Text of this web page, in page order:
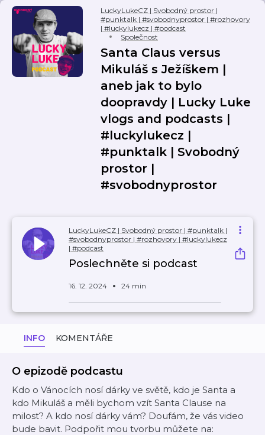
LuckyLukeCZ | Svobodný prostor |
#punktalk | #svobodnyprostor | #rozhovory
| #luckylukecz | #podcast
Společnost
Santa Claus versus
Mikuláš s Ježíškem |
aneb jak to bylo
doopravdy | Lucky Luke
vlogs and podcasts |
#luckylukecz |
#punktalk | Svobodný
prostor |
#svobodnyprostor
LuckyLukeCZ | Svobodný prostor | #punktalk |
#svobodnyprostor | #rozhovory | #luckylukecz
| #podcast
Poslechněte si podcast
16. 12. 2024 24 min
INFO KOMENTÁŘE
O epizodě podcastu
Kdo o Vánocích nosí dárky ve světě, kdo je Santa a
kdo Mikuláš a měli bychom vzít Santa Clause na
milost? A kdo nosí dárky vám? Doufám, že vás video
bude bavit. Podpořit mou tvorbu můžete na: